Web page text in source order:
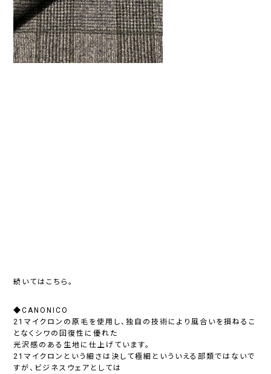
続いてはこちら。
◆CANONICO
21マイクロンの原毛を使用し、独自の技術により風合いを損ねるこ
となくシワの回復性に優れた
光沢感のある生地に仕上げています。
21マイクロンという細さは決して極細といういえる部類ではないで
すが、ビジネスウェアとしては